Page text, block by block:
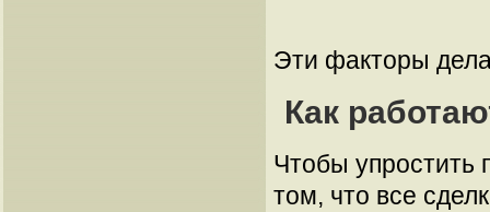
Эти факторы
Как
Чтобы упростить
том, что все